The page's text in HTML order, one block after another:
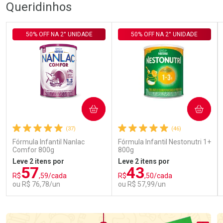
Queridinhos
(37)
Fórmula Infantil Nanlac
Comfor 800g
50% OFF NA 2° UNIDADE
Leve 2 itens por
R$57,59/cada
ou R$ 76,78/un
COMPRAR
(46)
Fórmula Infantil Nestonutri 1+
800g
50% OFF NA 2° UNIDADE
Leve 2 itens por
R$43,50/cada
ou R$ 57,99/un
COMPRAR
Laboratório